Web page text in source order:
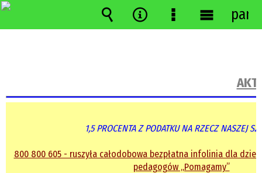
1,5 PROCENTA Z PODATKU NA RZECZ NASZEJ
800 800 605 - ruszyła całodobowa bezpłatna infolinia dla
pedagogów „Pomagamy”
Wyszukiwarka
Narzędzia
MenuMenu